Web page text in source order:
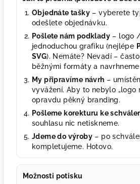
Objednáte tašky – vyberete
odešlete objednávku.
Pošlete nám podklady – logo
jednoduchou grafiku (nejlépe
SVG). Nemáte? Nevadí –
běžnými formáty a navrhneme
My připravíme návrh –
vyvážení. Aby to nebylo „logo
opravdu pěkný branding.
Pošleme korekturu ke
souhlasu nic netiskneme.
Jdeme do výroby – po
kompletujeme. Hotovo.
Možnosti potisku